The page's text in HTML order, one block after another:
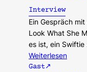
Interview
Ein Gespräch
Look What She
es ist, ein Swiftie
Weiterlesen
Gast